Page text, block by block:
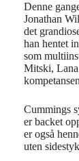
Denne
Jonathan
det
han hentet
som
Mitski,
Cummings
er backet
er også
uten